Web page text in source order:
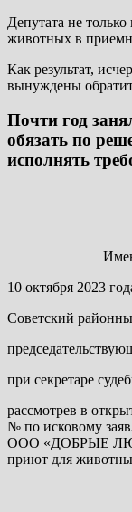
Депутата не
животных в
Как результат,
вынуждены
Почти год
обязать по
исполнять
10 октября 2023
Советский
при секретаре
рассмотрев в
№ по исковому
ООО «ДОБРЫЕ
приют для